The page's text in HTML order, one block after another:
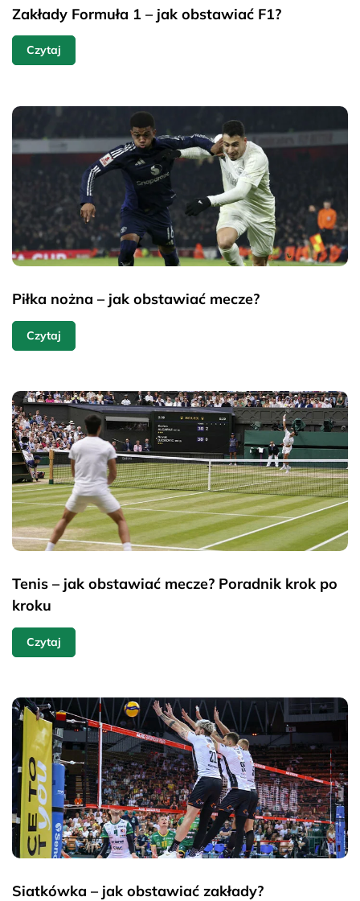
Zakłady Formuła 1 – jak obstawiać F1?
Czytaj
Piłka nożna – jak obstawiać mecze?
Czytaj
Tenis – jak obstawiać mecze? Poradnik krok po
kroku
Czytaj
Siatkówka – jak obstawiać zakłady?